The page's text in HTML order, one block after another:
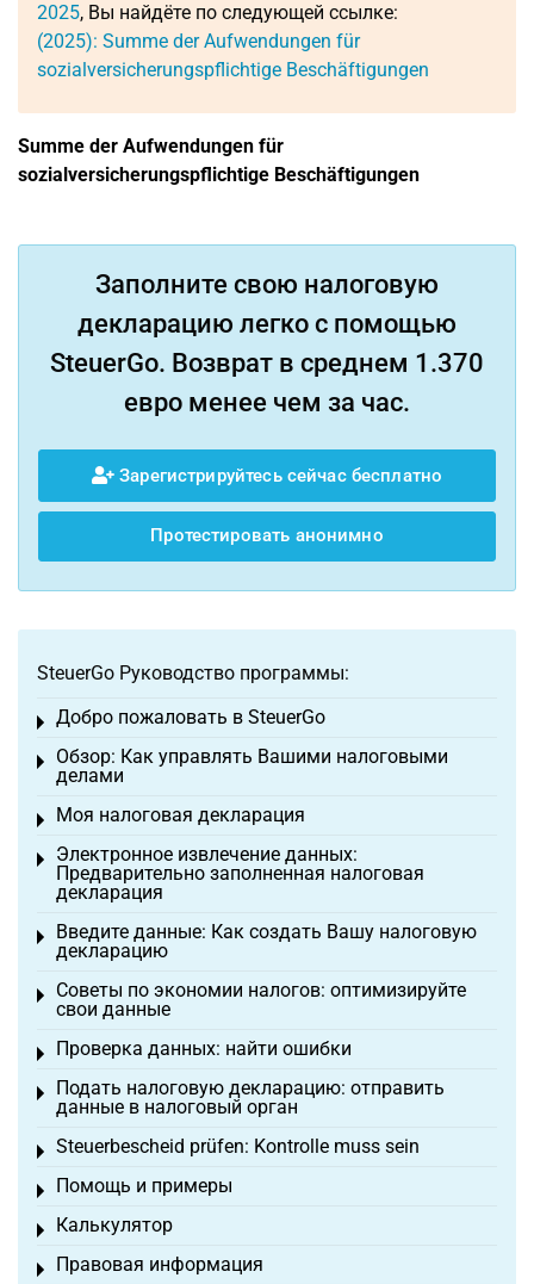
2025, Вы найдёте по следующей ссылке:
(2025): Summe der Aufwendungen für
sozialversicherungspflichtige Beschäftigungen
Summe der Aufwendungen für
sozialversicherungspflichtige Beschäftigungen
Заполните свою налоговую
декларацию легко с помощью
SteuerGo. Возврат в среднем 1.370
евро менее чем за час.
Зарегистрируйтесь сейчас бесплатно
Протестировать анонимно
SteuerGo Руководство программы:
Добро пожаловать в SteuerGo
Toggle menu
Обзор: Как управлять Вашими налоговыми
делами
Toggle menu
Моя налоговая декларация
Toggle menu
Электронное извлечение данных:
Предварительно заполненная налоговая
декларация
Toggle menu
Введите данные: Как создать Вашу налоговую
декларацию
Toggle menu
Советы по экономии налогов: оптимизируйте
свои данные
Toggle menu
Проверка данных: найти ошибки
Toggle menu
Подать налоговую декларацию: отправить
данные в налоговый орган
Toggle menu
Steuerbescheid prüfen: Kontrolle muss sein
Toggle menu
Помощь и примеры
Toggle menu
Калькулятор
Toggle menu
Правовая информация
Toggle menu